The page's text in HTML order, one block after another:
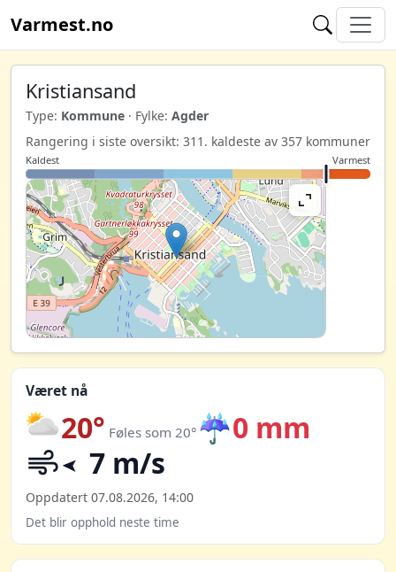
Varmest.no
Kristiansand
Type: Kommune · Fylke: Agder
Rangering i siste oversikt: 311. kaldeste av 357 kommuner
Kaldest Varmest
Været nå
20° Føles som 20° ☔0 mm
7 m/s
Oppdatert 07.08.2026, 14:00
Det blir opphold neste time